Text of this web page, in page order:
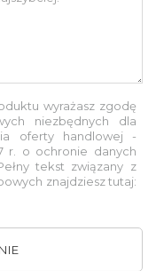
wyrażasz zgodę
niezbędnych dla
oferty handlowej -
r. o ochronie danych
tekst związany z
znajdziesz tutaj: